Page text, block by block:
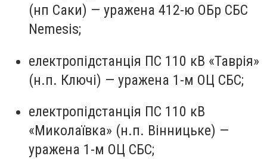
(нп Саки) — уражена 412-ю ОБр СБС
Nemesis;
електропідстанція ПС 110 кВ «Таврія»
(н.п. Ключі) — уражена 1-м ОЦ СБС;
електропідстанція ПС 110 кВ
«Миколаївка» (н.п. Вінницьке) —
уражена 1-м ОЦ СБС;